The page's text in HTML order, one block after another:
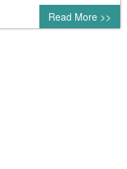
Read More >>